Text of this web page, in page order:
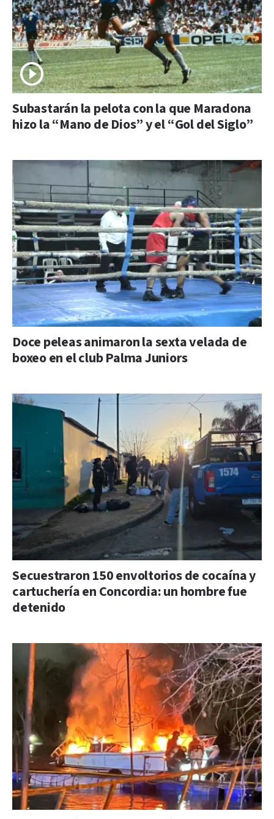
Subastarán la pelota con la que Maradona
hizo la “Mano de Dios” y el “Gol del Siglo”
Doce peleas animaron la sexta velada de
boxeo en el club Palma Juniors
Secuestraron 150 envoltorios de cocaína y
cartuchería en Concordia: un hombre fue
detenido